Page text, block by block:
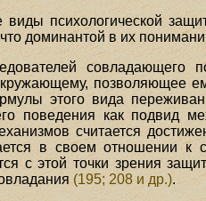
виды психологической
доминантой в их
совладающего
позволяющее
этого вида
поведения как подвид
считается
в своем отношении к
с этой точки зрения
(195; 208 и др.).